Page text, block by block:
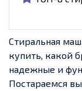
Стиральная
купить, какой
надежные и
Постараемся